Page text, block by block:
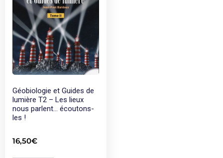
Géobiologie et Guides de
lumière T2 – Les lieux
nous parlent… écoutons-
les !
16,50€